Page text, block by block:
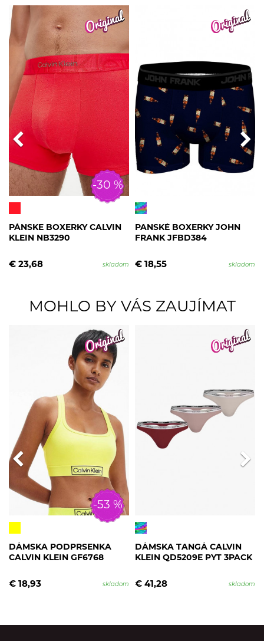
-30 %
PÁNSKE BOXERKY CALVIN
KLEIN NB3290
€ 23,68 skladom
PANSKÉ BOXERKY JOHN
FRANK JFBD384
€ 18,55 skladom
MOHLO BY VÁS ZAUJÍMAT
-53 %
DÁMSKA PODPRSENKA
CALVIN KLEIN GF6768
€ 18,93 skladom
DÁMSKA TANGÁ CALVIN
KLEIN QD5209E PYT 3PACK
€ 41,28 skladom